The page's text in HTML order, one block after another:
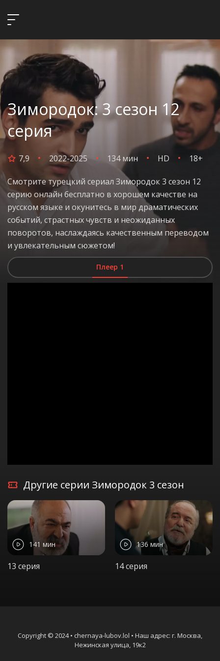
Зимородок: 3 сезон 12
серия
7,9 2022-2025 134 мин HD 18+
Смотрите турецкий сериал Зимородок 3 сезон 12
серию онлайн бесплатно в хорошем качестве на
русском языке и окунитесь в мир драматических
событий, страстных чувств и неожиданных
поворотов, наслаждаясь качественным переводом
и увлекательным сюжетом!
Плеер 1
Другие серии Зимородок 3 сезон
141 мин
13 серия
136 мин
14 серия
Copyright © 2024 • chernaya-lubov.lol • Наш адрес: г. Москва,
Нежинская улица, 19к2